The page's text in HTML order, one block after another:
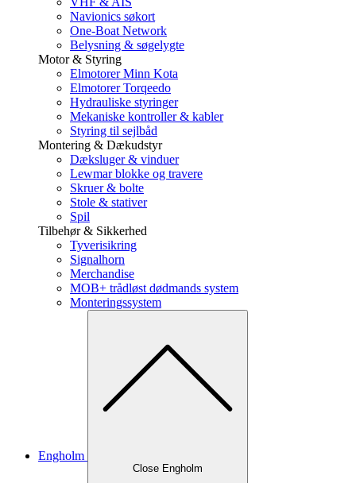
Navionics søkort
One-Boat Network
Belysning & søgelygte
Motor & Styring
Elmotorer Minn Kota
Elmotorer Torqeedo
Hydrauliske styringer
Mekaniske kontroller & kabler
Styring til sejlbåd
Montering & Dækudstyr
Dæksluger & vinduer
Lewmar blokke og travere
Skruer & bolte
Stole & stativer
Spil
Tilbehør & Sikkerhed
Tyverisikring
Signalhorn
Merchandise
MOB+ trådløst dødmands system
Monteringssystem
Engholm
Close Engholm